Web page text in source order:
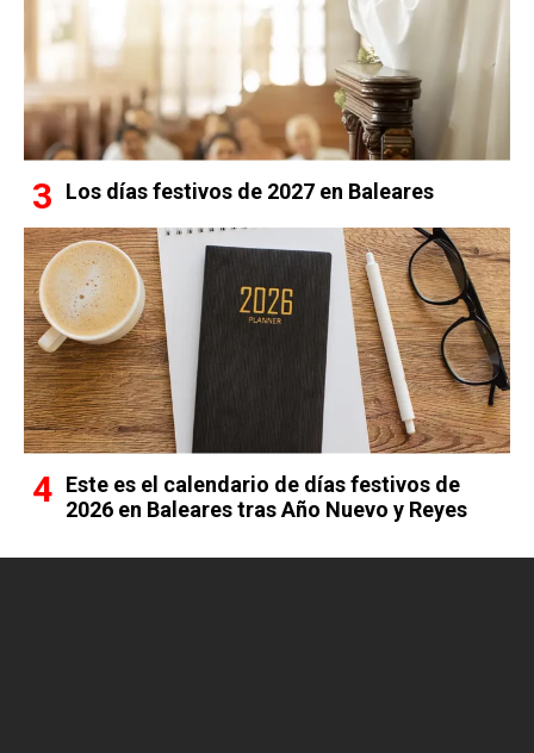
Los días festivos de 2027 en Baleares
Este es el calendario de días festivos de
2026 en Baleares tras Año Nuevo y Reyes